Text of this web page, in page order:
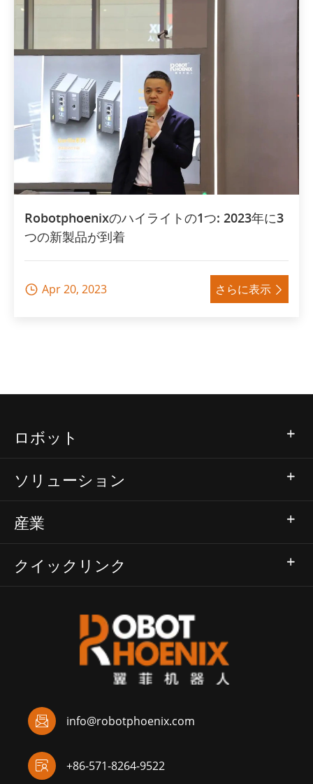
Robotphoenixのハイライトの1つ: 2023年に3
つの新製品が到着
 Apr 20, 2023 さらに表示 
ロボット
ソリューション
産業
クイックリンク
info@robotphoenix.com

+86-571-8264-9522
